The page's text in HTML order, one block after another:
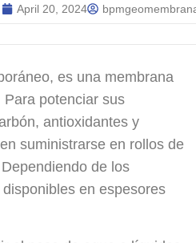
April 20, 2024
es una membrana
potenciar sus
antioxidantes y
suministrarse en rollos de
de los
en espesores